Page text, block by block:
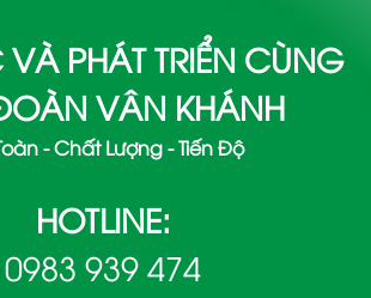
VÀ PHÁT TRIỂN CÙNG
VÂN KHÁNH
- Chất Lượng - Tiến Độ
HOTLINE:
0983 939 474